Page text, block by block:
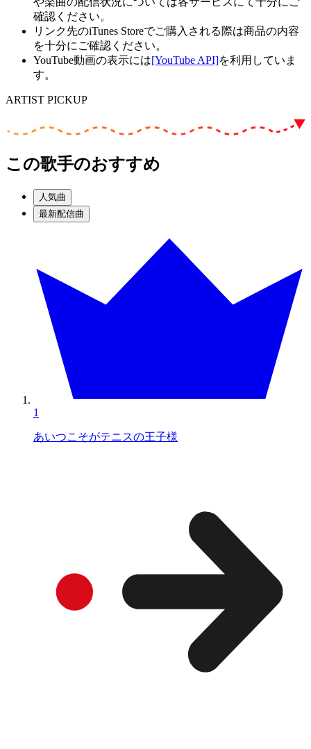
確認ください。
リンク先のiTunes Storeでご購入される際は商品の内容
を十分にご確認ください。
YouTube動画の表示には[YouTube API]を利用していま
す。
ARTIST PICKUP
この歌手のおすすめ
人気曲
最新配信曲
1
あいつこそがテニスの王子様